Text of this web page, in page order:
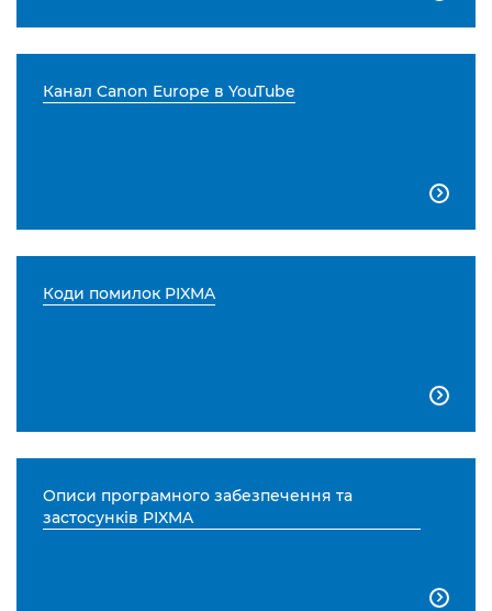
Канал Canon Europe в YouTube

Коди помилок PIXMA

Описи програмного забезпечення та
застосунків PIXMA
